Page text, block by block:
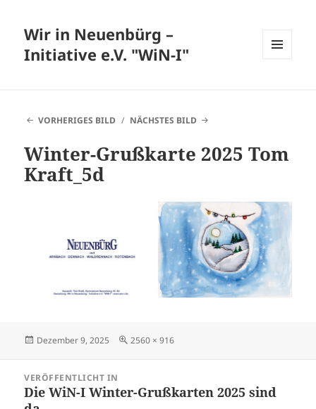
Wir in Neuenbürg –
Initiative e.V. "WiN-I"
VORHERIGES BILD NÄCHSTES BILD
Winter-Grußkarte 2025 Tom
Kraft_5d
Veröffentlicht
Dezember 9, 2025
Volle
2560 × 916
Navigation
VERÖFFENTLICHT IN
Die WiN-I Winter-Grußkarten 2025 sind